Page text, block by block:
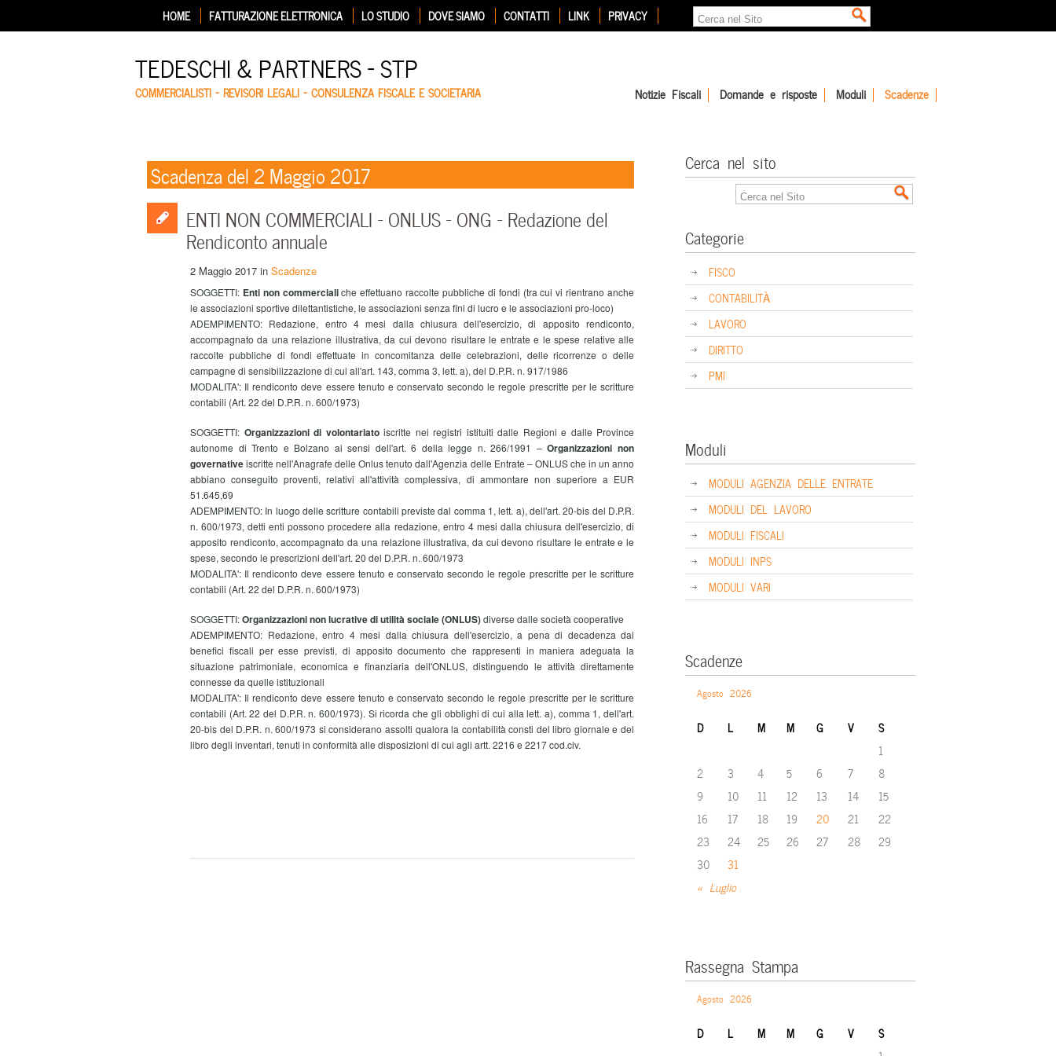
HOME FATTURAZIONE ELETTRONICA LO STUDIO DOVE SIAMO CONTATTI LINK PRIVACY
TEDESCHI & PARTNERS – STP
COMMERCIALISTI – REVISORI LEGALI – CONSULENZA FISCALE E SOCIETARIA Notizie Fiscali Domande e risposte Moduli Scadenze
Scadenza del 2 Maggio 2017
ENTI NON COMMERCIALI – ONLUS – ONG – Redazione del
Rendiconto annuale
2 Maggio 2017 in Scadenze
SOGGETTI: Enti non commercialiche effettuano raccolte pubbliche di fondi (tra cui vi rientrano anche
le associazioni sportive dilettantistiche, le associazioni senza fini di lucro e le associazioni pro-loco)
ADEMPIMENTO: Redazione, entro 4 mesi dalla chiusura dell'esercizio, di apposito rendiconto,
accompagnato da una relazione illustrativa, da cui devono risultare le entrate e le spese relative alle
raccolte pubbliche di fondi effettuate in concomitanza delle celebrazioni, delle ricorrenze o delle
campagne di sensibilizzazione di cui all'art. 143, comma 3, lett. a), del D.P.R. n. 917/1986
MODALITA': Il rendiconto deve essere tenuto e conservato secondo le regole prescritte per le scritture
contabili (Art. 22 del D.P.R. n. 600/1973)
SOGGETTI: Organizzazioni di volontariato iscritte nei registri istituiti dalle Regioni e dalle Province
autonome di Trento e Bolzano ai sensi dell'art. 6 della legge n. 266/1991 –Organizzazioni non
governativeiscritte nell'Anagrafe delle Onlus tenuto dall'Agenzia delle Entrate – ONLUS che in un anno
abbiano conseguito proventi, relativi all'attività complessiva, di ammontare non superiore a EUR
51.645,69
ADEMPIMENTO: In luogo delle scritture contabili previste dal comma 1, lett. a), dell'art. 20-bis del D.P.R.
n. 600/1973, detti enti possono procedere alla redazione, entro 4 mesi dalla chiusura dell'esercizio, di
apposito rendiconto, accompagnato da una relazione illustrativa, da cui devono risultare le entrate e le
spese, secondo le prescrizioni dell'art. 20 del D.P.R. n. 600/1973
MODALITA': Il rendiconto deve essere tenuto e conservato secondo le regole prescritte per le scritture
contabili (Art. 22 del D.P.R. n. 600/1973)
SOGGETTI:Organizzazioni non lucrative di utilità sociale (ONLUS)diverse dalle società cooperative
ADEMPIMENTO: Redazione, entro 4 mesi dalla chiusura dell'esercizio, a pena di decadenza dai
benefici fiscali per esse previsti, di apposito documento che rappresenti in maniera adeguata la
situazione patrimoniale, economica e finanziaria dell'ONLUS, distinguendo le attività direttamente
connesse da quelle istituzionali
MODALITA': Il rendiconto deve essere tenuto e conservato secondo le regole prescritte per le scritture
contabili (Art. 22 del D.P.R. n. 600/1973). Si ricorda che gli obblighi di cui alla lett. a), comma 1, dell'art.
20-bis del D.P.R. n. 600/1973 si considerano assolti qualora la contabilità consti del libro giornale e del
libro degli inventari, tenuti in conformità alle disposizioni di cui agli artt. 2216 e 2217 cod.civ.
Cerca nel sito
Categorie
FISCO
CONTABILITÀ
LAVORO
DIRITTO
PMI
Moduli
MODULI AGENZIA DELLE ENTRATE
MODULI DEL LAVORO
MODULI FISCALI
MODULI INPS
MODULI VARI
Scadenze
Agosto 2026
D L M M G V S
« Luglio
1
2
3 4 5 6 7
8
9
10 11 12 13 14
15
16
17 18 19 20 21
22
23
24 25 26 27 28
29
30
31
Rassegna Stampa
Agosto 2026
D L M M G V S